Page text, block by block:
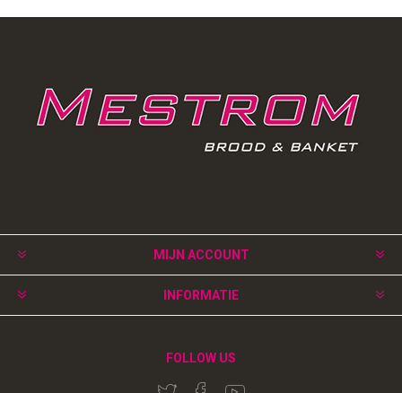
MIJN ACCOUNT
INFORMATIE
FOLLOW US